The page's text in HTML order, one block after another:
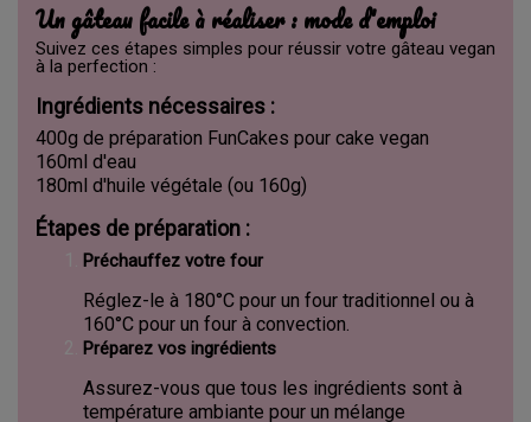
Un gâteau facile à réaliser : mode d'emploi
Suivez ces étapes simples pour réussir votre gâteau vegan
à la perfection :
Ingrédients nécessaires :
400g de préparation FunCakes pour cake vegan
160ml d'eau
180ml d'huile végétale (ou 160g)
Étapes de préparation :
Préchauffez votre four
Réglez-le à 180°C pour un four traditionnel ou à
160°C pour un four à convection.
Préparez vos ingrédients
Assurez-vous que tous les ingrédients sont à
température ambiante pour un mélange